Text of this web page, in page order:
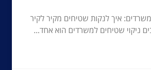
איך לנקות שטיחים מקיר לקיר
ניקוי שטיחים למשרדים הוא אחד...